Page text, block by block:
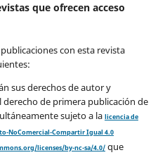
que ofrecen acceso
con esta revista
sus derechos de autor y
derecho de primera publicación de
sujeto a la licencia de
NoComercial-Compartir Igual 4.0
licenses/by-nc-sa/4.0/que